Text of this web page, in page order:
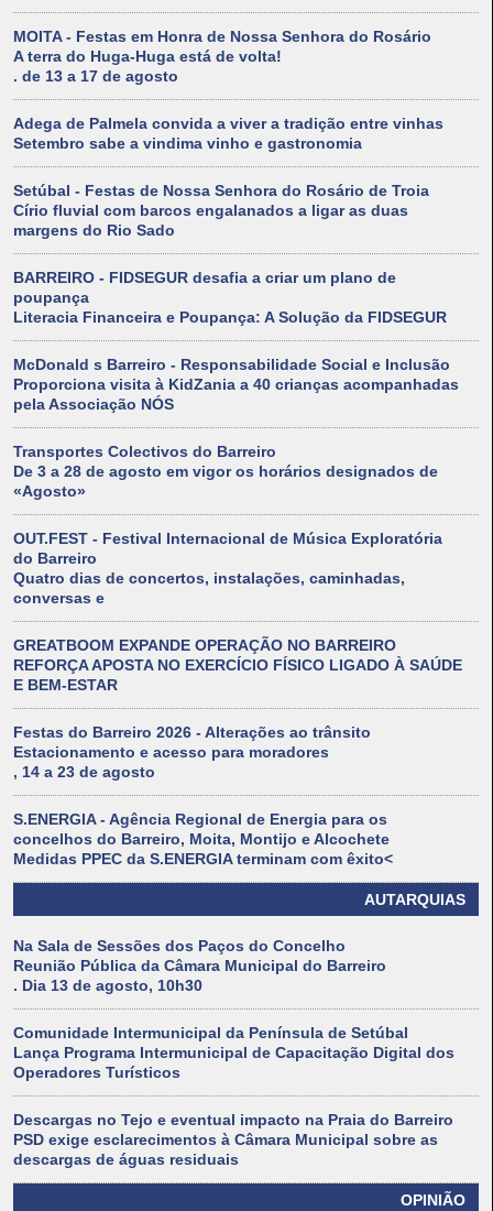
MOITA - Festas em Honra de Nossa Senhora do Rosário
A terra do Huga-Huga está de volta!
. de 13 a 17 de agosto
Adega de Palmela convida a viver a tradição entre vinhas
Setembro sabe a vindima vinho e gastronomia
Setúbal - Festas de Nossa Senhora do Rosário de Troia
Círio fluvial com barcos engalanados a ligar as duas
margens do Rio Sado
BARREIRO - FIDSEGUR desafia a criar um plano de
poupança
Literacia Financeira e Poupança: A Solução da FIDSEGUR
McDonald s Barreiro - Responsabilidade Social e Inclusão
Proporciona visita à KidZania a 40 crianças acompanhadas
pela Associação NÓS
Transportes Colectivos do Barreiro
De 3 a 28 de agosto em vigor os horários designados de
«Agosto»
OUT.FEST - Festival Internacional de Música Exploratória
do Barreiro
Quatro dias de concertos, instalações, caminhadas,
conversas e
GREATBOOM EXPANDE OPERAÇÃO NO BARREIRO
REFORÇA APOSTA NO EXERCÍCIO FÍSICO LIGADO À SAÚDE
E BEM-ESTAR
Festas do Barreiro 2026 - Alterações ao trânsito
Estacionamento e acesso para moradores
, 14 a 23 de agosto
S.ENERGIA - Agência Regional de Energia para os
concelhos do Barreiro, Moita, Montijo e Alcochete
Medidas PPEC da S.ENERGIA terminam com êxito<
AUTARQUIAS
Na Sala de Sessões dos Paços do Concelho
Reunião Pública da Câmara Municipal do Barreiro
. Dia 13 de agosto, 10h30
Comunidade Intermunicipal da Península de Setúbal
Lança Programa Intermunicipal de Capacitação Digital dos
Operadores Turísticos
Descargas no Tejo e eventual impacto na Praia do Barreiro
PSD exige esclarecimentos à Câmara Municipal sobre as
descargas de águas residuais
OPINIÃO